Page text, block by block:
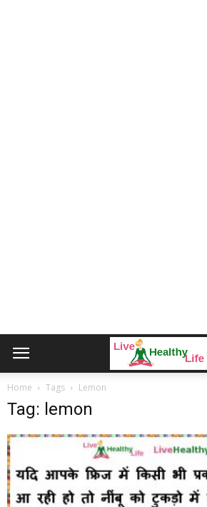
Home Tags Lemon
Tag: lemon